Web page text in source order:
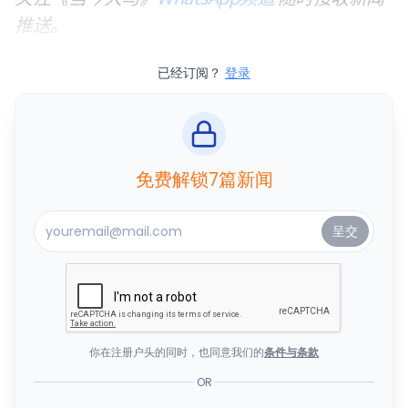
推送。
已经订阅？ 登录
免费解锁7篇新闻
你在注册户头的同时，也同意我们的条件与条款
OR